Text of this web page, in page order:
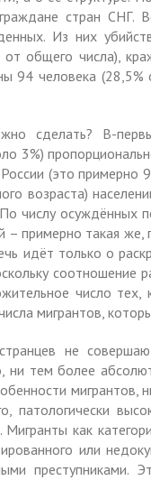
стран СНГ.
Из них
от общего числа),
94 человека
сделать? В-
3%)
(это примерно
возраста)
числу осуждённых
– примерно такая
идёт только о
соотношение
число тех,
мигрантов,
не
ни тем более
мигрантов,
патологически
как
или